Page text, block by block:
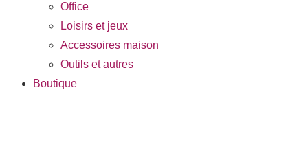
Office
Loisirs et jeux
Accessoires maison
Outils et autres
Boutique